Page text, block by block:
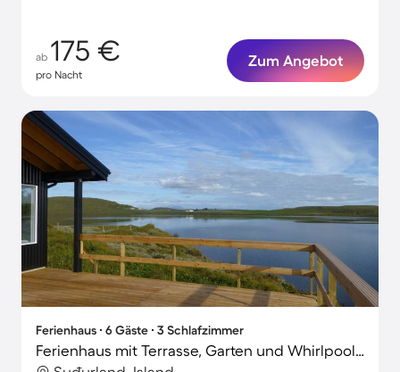
ab 175 €
pro Nacht
Zum Angebot
Ferienhaus ∙ 6 Gäste ∙ 3 Schlafzimmer
Ferienhaus mit Terrasse, Garten und Whirlpool | Naturblick